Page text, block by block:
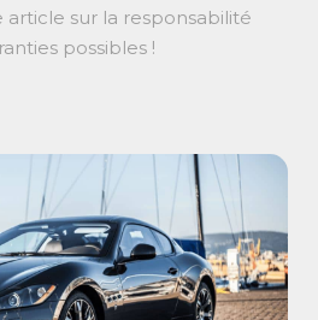
article sur la responsabilité
possibles !